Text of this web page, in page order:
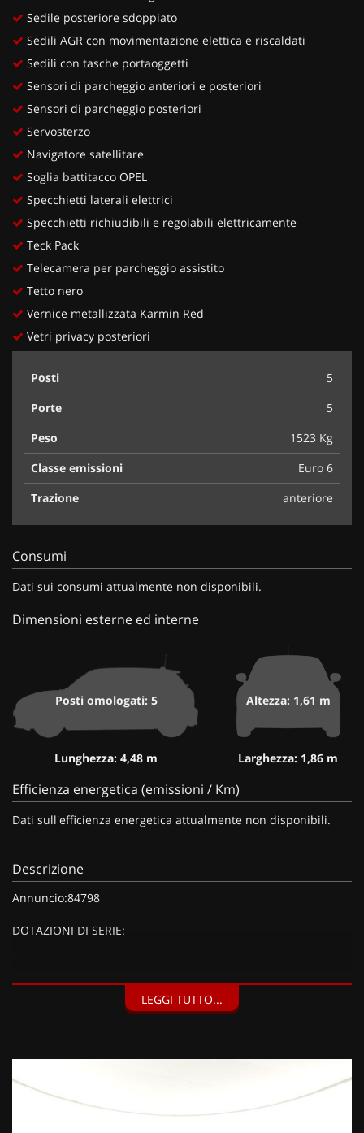
Sedile posteriore sdoppiato
Sedili AGR con movimentazione elettica e riscaldati
Sedili con tasche portaoggetti
Sensori di parcheggio anteriori e posteriori
Sensori di parcheggio posteriori
Servosterzo
Navigatore satellitare
Soglia battitacco OPEL
Specchietti laterali elettrici
Specchietti richiudibili e regolabili elettricamente
Teck Pack
Telecamera per parcheggio assistito
Tetto nero
Vernice metallizzata Karmin Red
Vetri privacy posteriori
Posti
5
Porte
5
Peso
1523 Kg
Classe emissioni
Euro 6
Trazione
anteriore
Consumi
Dati sui consumi attualmente non disponibili.
Dimensioni esterne ed interne
Posti omologati: 5
Lunghezza: 4,48 m
Altezza: 1,61 m
Larghezza: 1,86 m
Efficienza energetica (emissioni / Km)
Dati sull'efficienza energetica attualmente non disponibili.
Descrizione
Annuncio:84798
DOTAZIONI DI SERIE:
LEGGI TUTTO...